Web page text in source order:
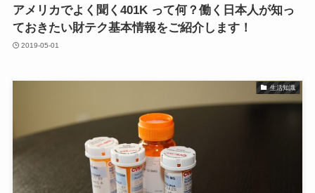
アメリカでよく聞く401K って何？働く日本人が知っ
ておきたい財テク基本情報をご紹介します！
2019-05-01
生活知識